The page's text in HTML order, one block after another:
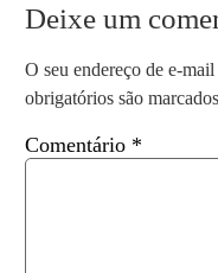
Deixe um
O seu endereço de e-
obrigatórios são
Comentário *